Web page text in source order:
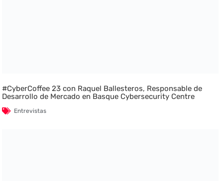
#CyberCoffee 23 con Raquel Ballesteros, Responsable de
Desarrollo de Mercado en Basque Cybersecurity Centre
Entrevistas